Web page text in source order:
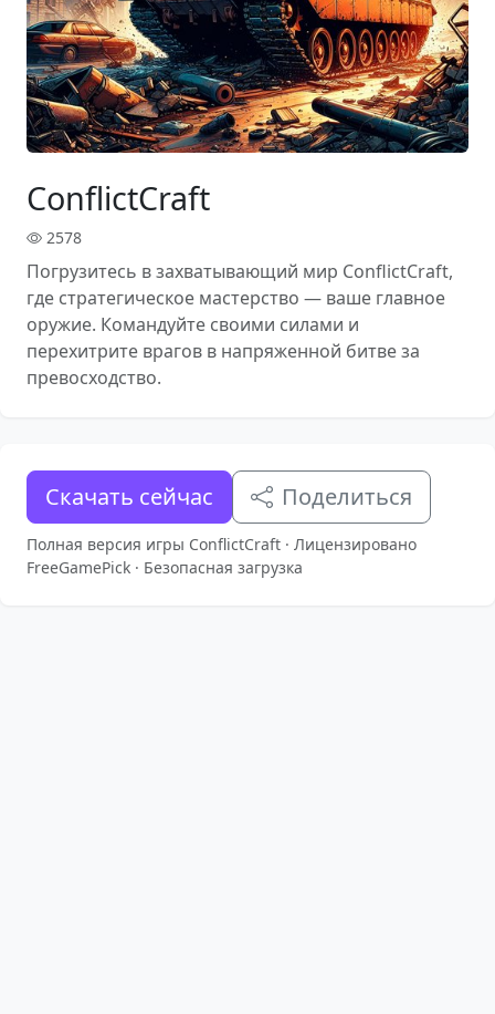
ConflictCraft
2578
Погрузитесь в захватывающий мир ConflictCraft,
где стратегическое мастерство — ваше главное
оружие. Командуйте своими силами и
перехитрите врагов в напряженной битве за
превосходство.
Скачать сейчас Поделиться
Полная версия игры ConflictCraft · Лицензировано
FreeGamePick · Безопасная загрузка